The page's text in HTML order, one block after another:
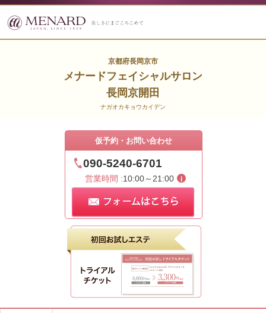
京都府長岡京市
メナードフェイシャルサロン
長岡京開田
ナガオカキョウカイデン
仮予約・お問い合わせ
090-5240-6701
営業時間 :10:00～21:00